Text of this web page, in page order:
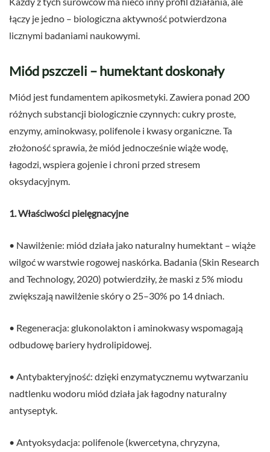
łączy je jedno – biologiczna aktywność potwierdzona
licznymi badaniami naukowymi.
Miód pszczeli – humektant doskonały
Miód jest fundamentem apikosmetyki. Zawiera ponad 200
różnych substancji biologicznie czynnych: cukry proste,
enzymy, aminokwasy, polifenole i kwasy organiczne. Ta
złożoność sprawia, że miód jednocześnie wiąże wodę,
łagodzi, wspiera gojenie i chroni przed stresem
oksydacyjnym.
1. Właściwości pielęgnacyjne
• Nawilżenie: miód działa jako naturalny humektant – wiąże
wilgoć w warstwie rogowej naskórka. Badania (Skin Research
and Technology, 2020) potwierdziły, że maski z 5% miodu
zwiększają nawilżenie skóry o 25–30% po 14 dniach.
• Regeneracja: glukonolakton i aminokwasy wspomagają
odbudowę bariery hydrolipidowej.
• Antybakteryjność: dzięki enzymatycznemu wytwarzaniu
nadtlenku wodoru miód działa jak łagodny naturalny
antyseptyk.
• Antyoksydacja: polifenole (kwercetyna, chryzyna,